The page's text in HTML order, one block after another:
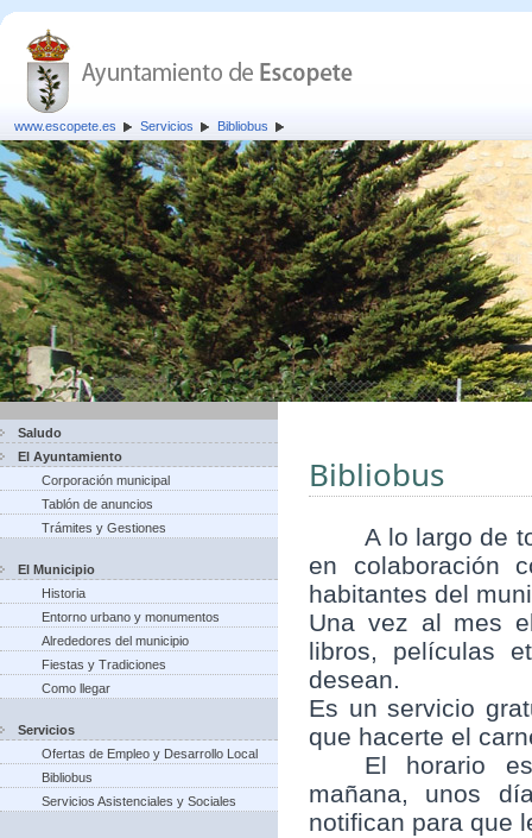
www.escopete.es Servicios Bibliobus
Saludo
El Ayuntamiento
Corporación municipal
Tablón de anuncios
Trámites y Gestiones
El Municipio
Historia
Entorno urbano y monumentos
Alrededores del municipio
Fiestas y Tradiciones
Como llegar
Servicios
Ofertas de Empleo y Desarrollo Local
Bibliobus
Servicios Asistenciales y Sociales
Bibliobus
A lo largo de
en colaboración
habitantes del
Una vez al mes
libros, películas
desean.
Es un servicio
que hacerte el
El horario
mañana, unos
notifican para que